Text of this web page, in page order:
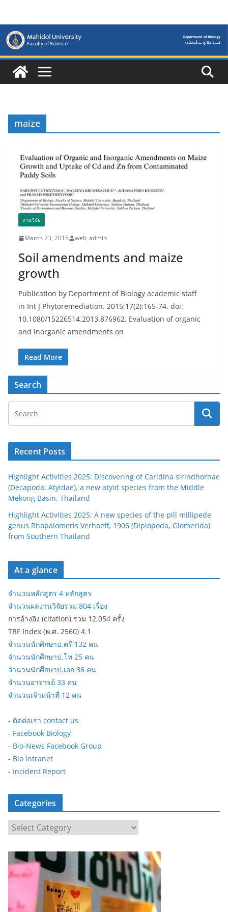
content
maize
งานวิจัย
March 23, 2015 web_admin
Soil amendments and maize
growth
Publication by Department of Biology academic staff
in Int J Phytoremediation. 2015;17(2):165-74. doi:
10.1080/15226514.2013.876962. Evaluation of organic
and inorganic amendments on
Read More
Search
Recent Posts
Highlight Activities 2025: Discovering of Caridina sirindhornae
(Decapoda: Atyidae), a new atyid species from the Middle
Mekong Basin, Thailand
Highlight Activities 2025: A new species of the pill millipede
genus Rhopalomeris Verhoeff, 1906 (Diplopoda, Glomerida)
from Southern Thailand
At a glance
จำนวนหลักสูตร 4 หลักสูตร
จำนวนผลงานวิจัยรวม 804 เรื่อง
การอ้างอิง (citation) รวม 12,054 ครั้ง
TRF Index (พ.ศ. 2560) 4.1
จำนวนนักศึกษาป.ตรี 132 คน
จำนวนนักศึกษาป.โท 25 คน
จำนวนนักศึกษาป.เอก 36 คน
จำนวนอาจารย์ 33 คน
จำนวนเจ้าหน้าที่ 12 คน
- ติดต่อเรา contact us
- Facebook Biology
- Bio-News Facebook Group
- Bio Intranet
- Incident Report
Categories
t
e
g